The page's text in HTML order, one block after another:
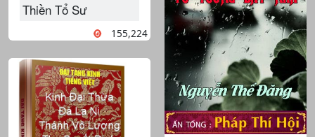
Thiền Tổ Sư
155,224